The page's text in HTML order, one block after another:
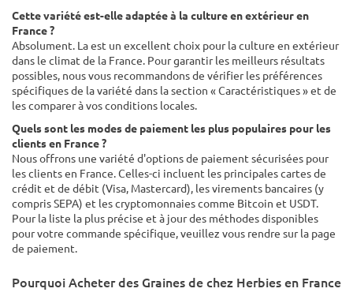
Cette variété est-elle adaptée à la culture en extérieur en
France ?
Absolument. La est un excellent choix pour la culture en extérieur
dans le climat de la France. Pour garantir les meilleurs résultats
possibles, nous vous recommandons de vérifier les préférences
spécifiques de la variété dans la section « Caractéristiques » et de
les comparer à vos conditions locales.
Quels sont les modes de paiement les plus populaires pour les
clients en France ?
Nous offrons une variété d'options de paiement sécurisées pour
les clients en France. Celles-ci incluent les principales cartes de
crédit et de débit (Visa, Mastercard), les virements bancaires (y
compris SEPA) et les cryptomonnaies comme Bitcoin et USDT.
Pour la liste la plus précise et à jour des méthodes disponibles
pour votre commande spécifique, veuillez vous rendre sur la page
de paiement.
Pourquoi Acheter des Graines de chez Herbies en France